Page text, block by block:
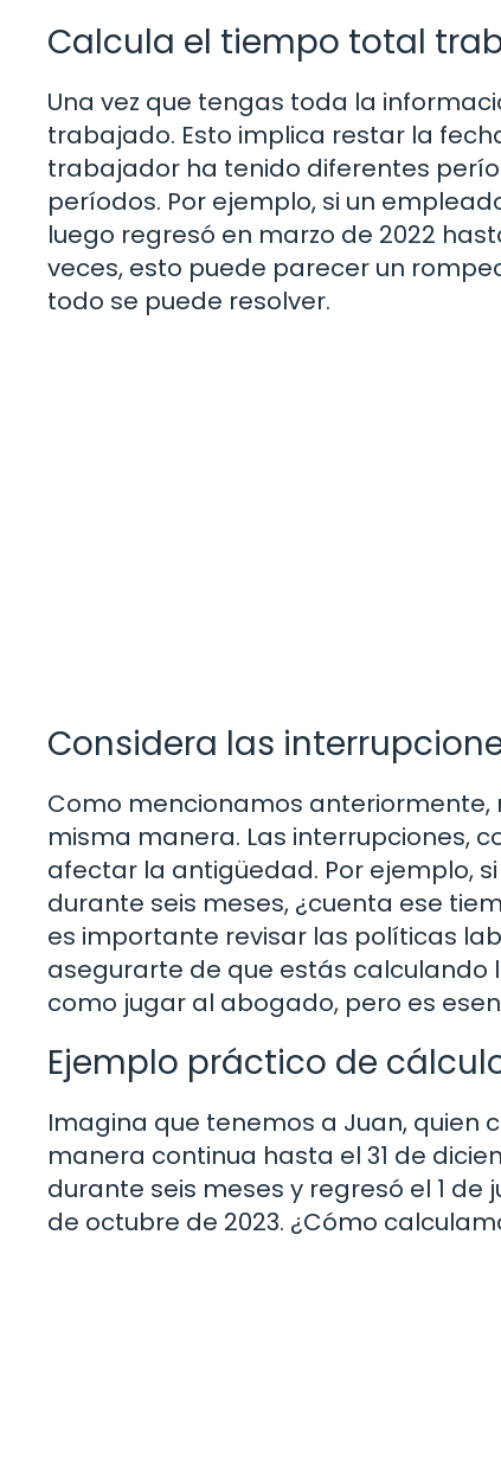
Calcula el tiempo total
Una vez que tengas toda la
trabajado. Esto implica restar la
trabajador ha tenido diferentes
períodos. Por ejemplo, si un
luego regresó en marzo de 2022
veces, esto puede parecer un
todo se puede resolver.
Considera las
Como mencionamos
misma manera. Las interrupciones,
afectar la antigüedad. Por ejemplo,
durante seis meses, ¿cuenta ese
es importante revisar las políticas
asegurarte de que estás calculando
como jugar al abogado, pero es
Ejemplo práctico de
Imagina que tenemos a Juan, quien
manera continua hasta el 31 de
durante seis meses y regresó el 1 de
de octubre de 2023. ¿Cómo